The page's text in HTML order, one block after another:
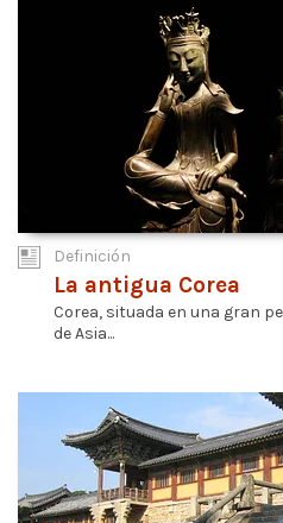
Definición
La antigua Corea
Corea, situada en una gran
de Asia...